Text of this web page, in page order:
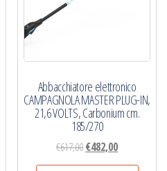
Abbacchiatore elettronico
CAMPAGNOLA MASTER PLUG-IN,
21,6 VOLTS, Carbonium cm.
185/270
€617,00Il
prezzo
€482,00Il
prezzo